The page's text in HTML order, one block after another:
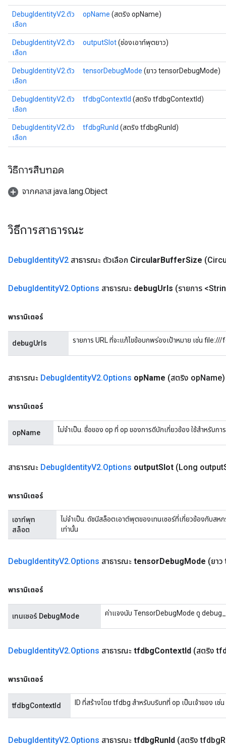
DebugIdentityV2.ตัว
เลือก
opName (สตริง opName)
DebugIdentityV2.ตัว
เลือก
outputSlot(ช่องเอาท์พุตยาว)
DebugIdentityV2.ตัว
เลือก
tensorDebugMode (ยาว tensorDebugMode)
DebugIdentityV2.ตัว
เลือก
tfdbgContextId (สตริง tfdbgContextId)
DebugIdentityV2.ตัว
เลือก
tfdbgRunId (สตริง tfdbgRunId)
วิธีการสืบทอด
จากคลาส java.lang.Object
วิธีการสาธารณะ
DebugIdentityV2 สาธารณะ ตัวเลือก CircularBufferSize
DebugIdentityV2.Options สาธารณะ debugUrls (รายการ
พารามิเตอร์
debugUrls รายการ URL ที่จะแก้ไขข้อบกพร่องเป้าหมาย เช่น
สาธารณะ DebugIdentityV2.Options opName (สตริง opName)
พารามิเตอร์
opName ไม่จำเป็น. ชื่อของ op ที่ op ของการดีบักเกี่ยวข้อง ใช้สำหรับกา
สาธารณะ DebugIdentityV2.Options outputSlot (Long output
พารามิเตอร์
เอาท์พุท
สล็อต
ไม่จำเป็น. ดัชนีสล็อตเอาต์พุตของเทนเซอร์ที่เกี่ยวข้องกับสห
เท่านั้น
DebugIdentityV2.Options สาธารณะ tensorDebugMode (ยา
พารามิเตอร์
เทนเซอร์ DebugMode ค่าแจงนับ TensorDebugMode ดู
DebugIdentityV2.Options สาธารณะ tfdbgContextId (สตริง
พารามิเตอร์
tfdbgContextId ID ที่สร้างโดย tfdbg สำหรับบริบทที่ op เป็นเจ้าของ
DebugIdentityV2.Options สาธารณะ tfdbgRunId (สตริง tfdbg